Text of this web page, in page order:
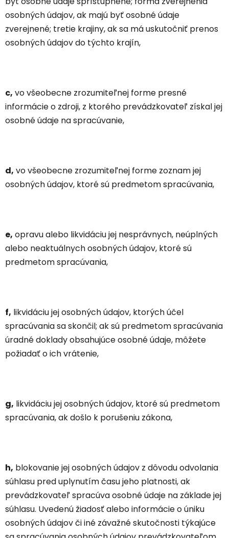
osobných údajov, ak majú byť osobné údaje
zverejnené; tretie krajiny, ak sa má uskutočniť prenos
osobných údajov do týchto krajín,
c, vo všeobecne zrozumiteľnej forme presné
informácie o zdroji, z ktorého prevádzkovateľ získal jej
osobné údaje na spracúvanie,
d, vo všeobecne zrozumiteľnej forme zoznam jej
osobných údajov, ktoré sú predmetom spracúvania,
e, opravu alebo likvidáciu jej nesprávnych, neúplných
alebo neaktuálnych osobných údajov, ktoré sú
predmetom spracúvania,
f, likvidáciu jej osobných údajov, ktorých účel
spracúvania sa skončil; ak sú predmetom spracúvania
úradné doklady obsahujúce osobné údaje, môžete
požiadať o ich vrátenie,
g, likvidáciu jej osobných údajov, ktoré sú predmetom
spracúvania, ak došlo k porušeniu zákona,
h, blokovanie jej osobných údajov z dôvodu odvolania
súhlasu pred uplynutím času jeho platnosti, ak
prevádzkovateľ spracúva osobné údaje na základe jej
súhlasu. Uvedenú žiadosť alebo informácie o úniku
osobných údajov či iné závažné skutočnosti týkajúce